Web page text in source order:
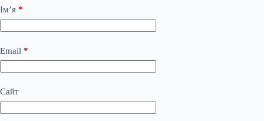
Ім’я *
Email *
Сайт